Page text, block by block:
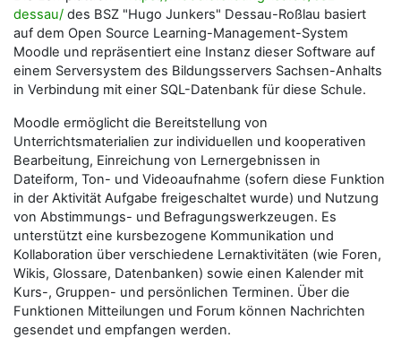
dessau/ des BSZ "Hugo Junkers" Dessau-Roßlau basiert
auf dem Open Source Learning-Management-System
Moodle und repräsentiert eine Instanz dieser Software auf
einem Serversystem des Bildungsservers Sachsen-Anhalts
in Verbindung mit einer SQL-Datenbank für diese Schule.
Moodle ermöglicht die Bereitstellung von
Unterrichtsmaterialien zur individuellen und kooperativen
Bearbeitung, Einreichung von Lernergebnissen in
Dateiform, Ton- und Videoaufnahme (sofern diese Funktion
in der Aktivität Aufgabe freigeschaltet wurde) und Nutzung
von Abstimmungs- und Befragungswerkzeugen. Es
unterstützt eine kursbezogene Kommunikation und
Kollaboration über verschiedene Lernaktivitäten (wie Foren,
Wikis, Glossare, Datenbanken) sowie einen Kalender mit
Kurs-, Gruppen- und persönlichen Terminen. Über die
Funktionen Mitteilungen und Forum können Nachrichten
gesendet und empfangen werden.